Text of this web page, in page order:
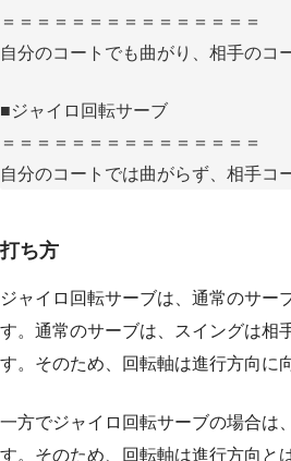
＝＝＝＝＝＝＝＝＝＝＝＝＝＝＝
自分のコートでも曲がり、相手のコ
■ジャイロ回転サーブ
＝＝＝＝＝＝＝＝＝＝＝＝＝＝＝
自分のコートでは曲がらず、相手コ
打ち方
ジャイロ回転サーブは、通常のサー
す。通常のサーブは、スイングは相
す。そのため、回転軸は進行方向に
一方でジャイロ回転サーブの場合は
す。そのため、回転軸は進行方向と